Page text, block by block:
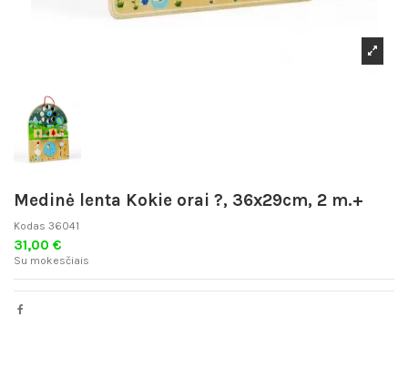
Medinė lenta Kokie orai ?, 36x29cm, 2 m.+
Kodas 36041
31,00 €
Su mokesčiais